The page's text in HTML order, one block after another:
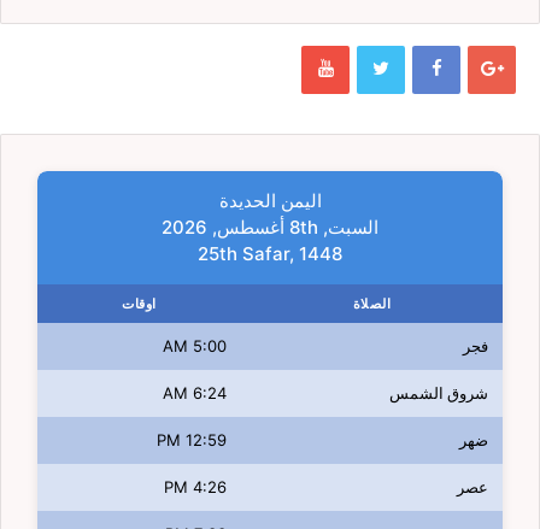
اليمن الحديدة
السبت, 8th أغسطس, 2026
25th Safar, 1448
الصلاة اوقات
فجر 5:00 AM
شروق الشمس 6:24 AM
ضهر 12:59 PM
عصر 4:26 PM